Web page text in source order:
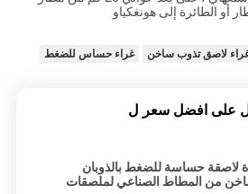
أو الطائرة إلى هونغكياو
لاصق تذوب ساخن غراء حساس للضغط
على افضل سعر ل
لاصقة حساسة للضغط بالذوبان
من المطاط الصناعي لملصقات